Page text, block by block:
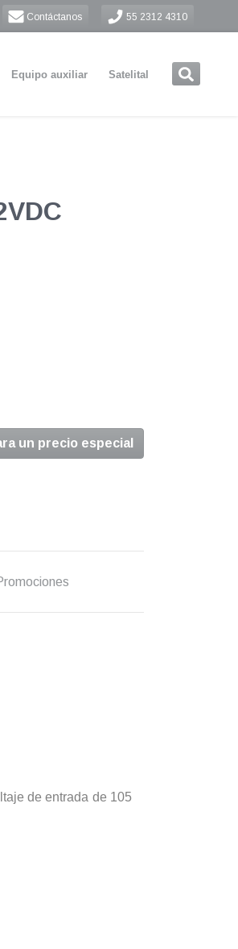
Contáctanos 55 2312 4310
Equipo auxiliar Satelital
un precio especial
de entrada de 105